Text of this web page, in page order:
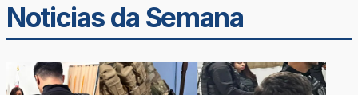
Noticias da Semana